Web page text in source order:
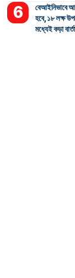
বেআইনিভাবে
হবে, ১৮ লক্ষ
মধ্যেই কড়া